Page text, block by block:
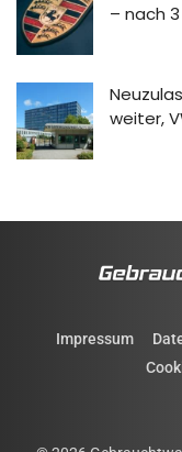
– nach
weiter,
Impressum